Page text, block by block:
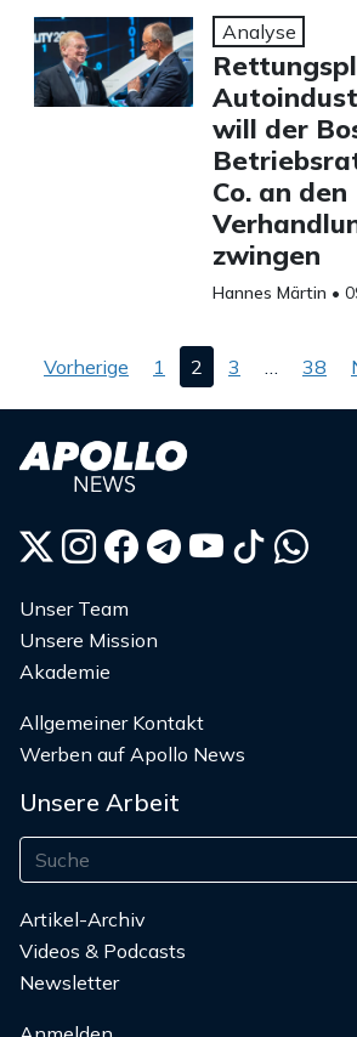
Analyse
will der
Co. an den
zwingen
Hannes Märtin •
Seitennummerierung
der
Beiträge
Vorherige 1 2 3 … 38
Unser Team
Unsere Mission
Akademie
Allgemeiner Kontakt
Werben auf Apollo News
Unsere Arbeit
Artikel-Archiv
Videos & Podcasts
Newsletter